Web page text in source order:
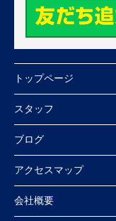
トップページ
スタッフ
ブログ
アクセスマップ
会社概要